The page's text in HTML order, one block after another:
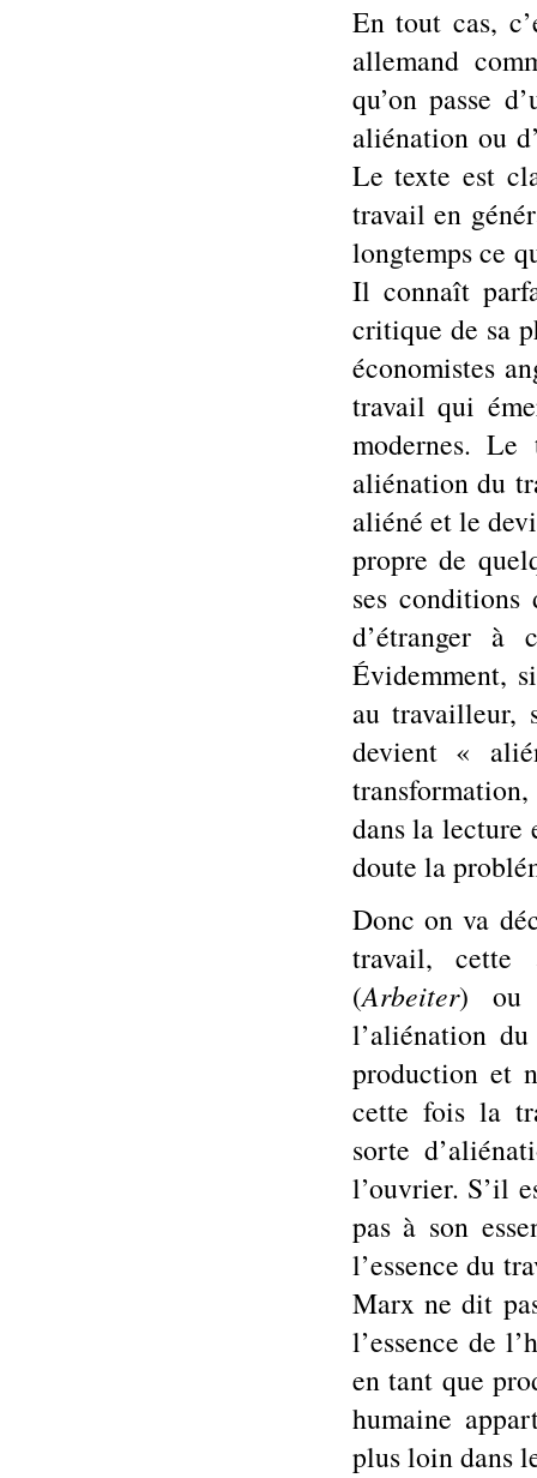
En tout cas,
allemand
qu’on passe
aliénation ou
Le texte est
travail en
longtemps ce
Il connaît
critique de sa
économistes
travail qui
modernes.
aliénation du
aliéné et le
propre de
ses conditions
d’étranger à
Évidemment,
au travailleur,
devient «
dans la lecture
doute la
Donc on va
travail, cette
(Arbeiter) ou
l’aliénation
production et
cette fois la
sorte
l’ouvrier. S’il
pas à son
l’essence du
Marx ne dit
l’essence de
en tant que
humaine
plus loin dans